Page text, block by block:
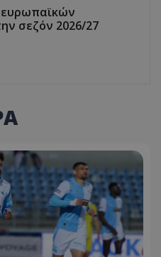
ευρωπαϊκών
σεζόν 2026/27